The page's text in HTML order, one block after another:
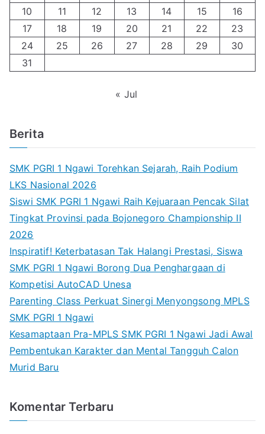
10
11 12 13 14 15
16
17
18 19 20 21 22
23
24
25 26 27 28 29
30
31
« Jul
Berita
SMK PGRI 1 Ngawi Torehkan Sejarah, Raih Podium
LKS Nasional 2026
Siswi SMK PGRI 1 Ngawi Raih Kejuaraan Pencak Silat
Tingkat Provinsi pada Bojonegoro Championship II
2026
Inspiratif! Keterbatasan Tak Halangi Prestasi, Siswa
SMK PGRI 1 Ngawi Borong Dua Penghargaan di
Kompetisi AutoCAD Unesa
Parenting Class Perkuat Sinergi Menyongsong MPLS
SMK PGRI 1 Ngawi
Kesamaptaan Pra-MPLS SMK PGRI 1 Ngawi Jadi Awal
Pembentukan Karakter dan Mental Tangguh Calon
Murid Baru
Komentar Terbaru